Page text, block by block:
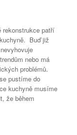
rekonstrukce patří
Buď již
nebo má
problémů.
pustíme do
kuchyně musíme
že během